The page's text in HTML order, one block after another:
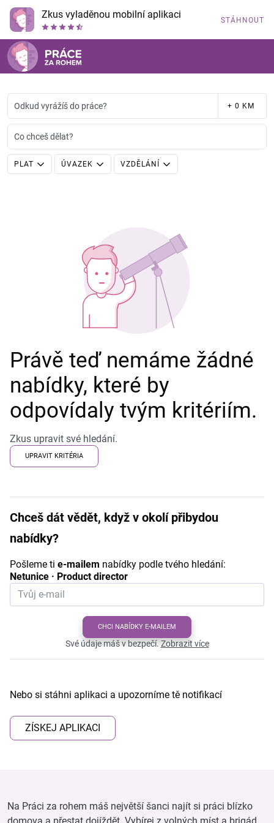
Zkus vyladěnou mobilní aplikaci STÁHNOUT
Odkud vyrážíš do práce? + 0 KM
Co chceš dělat?
PLAT ÚVAZEK VZDĚLÁNÍ
Právě teď nemáme žádné
nabídky, které by
odpovídaly tvým kritériím.
Zkus upravit své hledání.
UPRAVIT KRITÉRIA
Chceš dát vědět, když v okolí přibydou
nabídky?
Pošleme ti e-mailem nabídky podle tvého hledání:
Netunice · Product director
CHCI NABÍDKY E-MAILEM
Své údaje máš v bezpečí.Zobrazit více
Nebo si stáhni aplikaci a upozorníme tě notifikací
ZÍSKEJ APLIKACI
Na Práci za rohem máš největší šanci najít si práci blízko
domova a přestat dojíždět. Vybírej z volných míst a brigád